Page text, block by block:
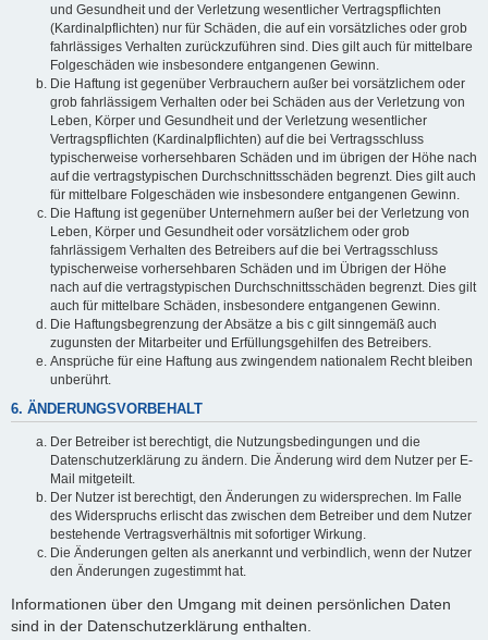
und Gesundheit und der Verletzung wesentlicher Vertragspflichten
(Kardinalpflichten) nur für Schäden, die auf ein vorsätzliches oder grob
fahrlässiges Verhalten zurückzuführen sind. Dies gilt auch für mittelbare
Folgeschäden wie insbesondere entgangenen Gewinn.
Die Haftung ist gegenüber Verbrauchern außer bei vorsätzlichem oder
grob fahrlässigem Verhalten oder bei Schäden aus der Verletzung von
Leben, Körper und Gesundheit und der Verletzung wesentlicher
Vertragspflichten (Kardinalpflichten) auf die bei Vertragsschluss
typischerweise vorhersehbaren Schäden und im übrigen der Höhe nach
auf die vertragstypischen Durchschnittsschäden begrenzt. Dies gilt auch
für mittelbare Folgeschäden wie insbesondere entgangenen Gewinn.
Die Haftung ist gegenüber Unternehmern außer bei der Verletzung von
Leben, Körper und Gesundheit oder vorsätzlichem oder grob
fahrlässigem Verhalten des Betreibers auf die bei Vertragsschluss
typischerweise vorhersehbaren Schäden und im Übrigen der Höhe
nach auf die vertragstypischen Durchschnittsschäden begrenzt. Dies gilt
auch für mittelbare Schäden, insbesondere entgangenen Gewinn.
Die Haftungsbegrenzung der Absätze a bis c gilt sinngemäß auch
zugunsten der Mitarbeiter und Erfüllungsgehilfen des Betreibers.
Ansprüche für eine Haftung aus zwingendem nationalem Recht bleiben
unberührt.
6. ÄNDERUNGSVORBEHALT
Der Betreiber ist berechtigt, die Nutzungsbedingungen und die
Datenschutzerklärung zu ändern. Die Änderung wird dem Nutzer per E-
Mail mitgeteilt.
Der Nutzer ist berechtigt, den Änderungen zu widersprechen. Im Falle
des Widerspruchs erlischt das zwischen dem Betreiber und dem Nutzer
bestehende Vertragsverhältnis mit sofortiger Wirkung.
Die Änderungen gelten als anerkannt und verbindlich, wenn der Nutzer
den Änderungen zugestimmt hat.
Informationen über den Umgang mit deinen persönlichen Daten
sind in der Datenschutzerklärung enthalten.